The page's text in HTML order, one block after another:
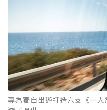
專為獨自出遊打造六支《一